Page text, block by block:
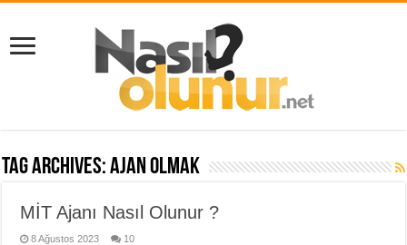
Tag Archives:ajan olmak
MİT Ajanı Nasıl Olunur ?
8 Ağustos 2023 10